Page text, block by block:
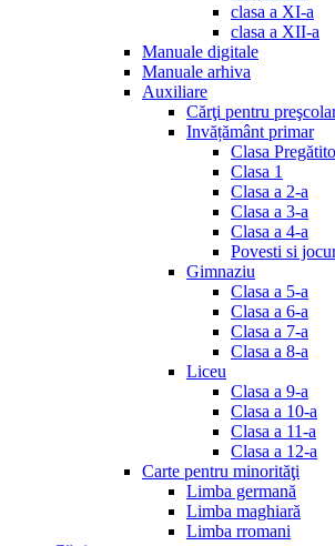
clasa a XI-a
clasa a XII-a
Manuale digitale
Manuale arhiva
Auxiliare
Cărţi pentru
Invățământ primar
Clasa
Clasa 1
Clasa a 2-a
Clasa a 3-a
Clasa a 4-a
Povesti si
Gimnaziu
Clasa a 5-a
Clasa a 6-a
Clasa a 7-a
Clasa a 8-a
Liceu
Clasa a 9-a
Clasa a 10-a
Clasa a 11-a
Clasa a 12-a
Carte pentru minorităţi
Limba germană
Limba maghiară
Limba rromani